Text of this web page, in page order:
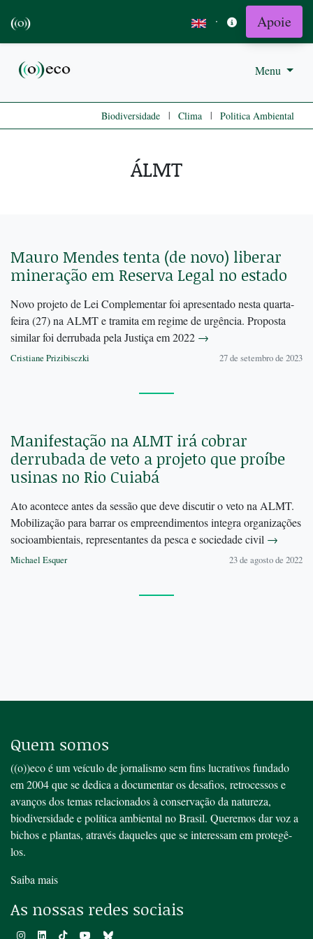
· Apoie
Menu
Biodiversidade | Clima | Politica Ambiental
ÁLMT
Mauro Mendes tenta (de novo) liberar
mineração em Reserva Legal no estado
Novo projeto de Lei Complementar foi apresentado nesta quarta-
feira (27) na ALMT e tramita em regime de urgência. Proposta
similar foi derrubada pela Justiça em 2022 →
Cristiane Prizibisczki 27 de setembro de 2023
Manifestação na ALMT irá cobrar
derrubada de veto a projeto que proíbe
usinas no Rio Cuiabá
Ato acontece antes da sessão que deve discutir o veto na ALMT.
Mobilização para barrar os empreendimentos integra organizações
socioambientais, representantes da pesca e sociedade civil →
Michael Esquer 23 de agosto de 2022
Quem somos
((o))eco é um veículo de jornalismo sem fins lucrativos fundado
em 2004 que se dedica a documentar os desafios, retrocessos e
avanços dos temas relacionados à conservação da natureza,
biodiversidade e política ambiental no Brasil. Queremos dar voz a
bichos e plantas, através daqueles que se interessam em protegê-
los.
Saiba mais
As nossas redes sociais